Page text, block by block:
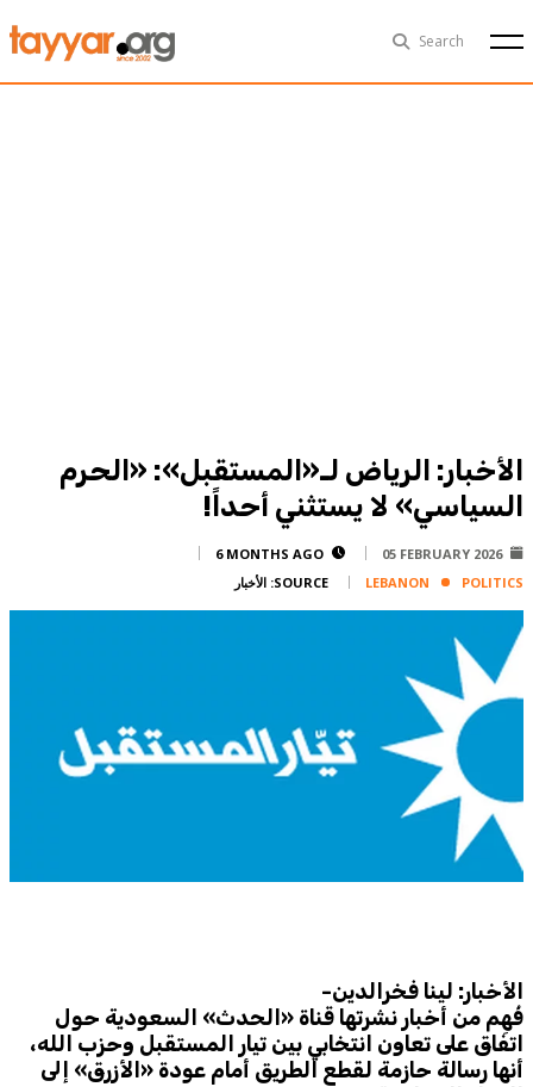
Search
Fri, Aug 7th 29°C
Horoscope
الأخبار: الرياض لـ«المستقبل»: «الحرم
السياسي» لا يستثني أحداً!
05 FEBRUARY 2026
6 MONTHS AGO
LEBANON
POLITICS
SOURCE: الأخبار
الأخبار: لينا فخرالدين-
فُهِم من أخبار نشرتها قناة «الحدث» السعودية حول
اتفاق على تعاون انتخابي بين تيار المستقبل وحزب الله،
أنها رسالة حازمة لقطع الطريق أمام عودة «الأزرق» إلى